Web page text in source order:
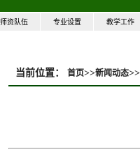
师资队伍 专业设置 教学工作
当前位置： 首页>>新闻动态>>